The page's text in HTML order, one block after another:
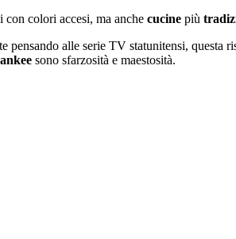
colori accesi, ma anche cucine più
pensando alle serie TV statunitensi, questa
sono sfarzosità e maestosità.